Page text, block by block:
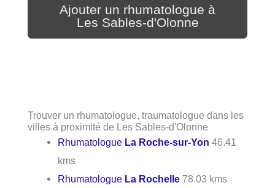
Ajouter un rhumatologue à
Les Sables-d'Olonne
Trouver un rhumatologue, traumatologue dans les
villes à proximité de Les Sables-d'Olonne
Rhumatologue La Roche-sur-Yon 46.41
kms
Rhumatologue La Rochelle 78.03 kms